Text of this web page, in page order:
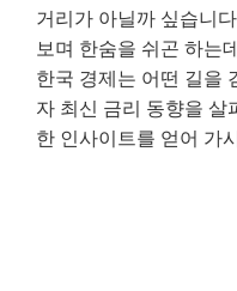
거리가 아닐까 싶습니
보며 한숨을 쉬곤 하는
한국 경제는 어떤 길을
자 최신 금리 동향을 살
한 인사이트를 얻어 가